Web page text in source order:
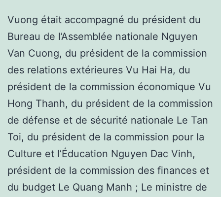
Vuong était accompagné du président du
Bureau de l’Assemblée nationale Nguyen
Van Cuong, du président de la commission
des relations extérieures Vu Hai Ha, du
président de la commission économique Vu
Hong Thanh, du président de la commission
de défense et de sécurité nationale Le Tan
Toi, du président de la commission pour la
Culture et l’Éducation Nguyen Dac Vinh,
président de la commission des finances et
du budget Le Quang Manh ; Le ministre de